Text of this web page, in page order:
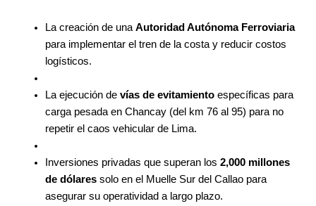
La creación de una Autoridad Autónoma Ferroviaria
para implementar el tren de la costa y reducir costos
logísticos.
La ejecución de vías de evitamientoespecíficas para
carga pesada en Chancay (del km 76 al 95) para no
repetir el caos vehicular de Lima.
Inversiones privadas que superan los 2,000 millones
de dólaressolo en el Muelle Sur del Callao para
asegurar su operatividad a largo plazo.